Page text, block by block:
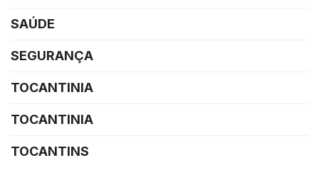
SAÚDE
SEGURANÇA
TOCANTINIA
TOCANTINIA
TOCANTINS